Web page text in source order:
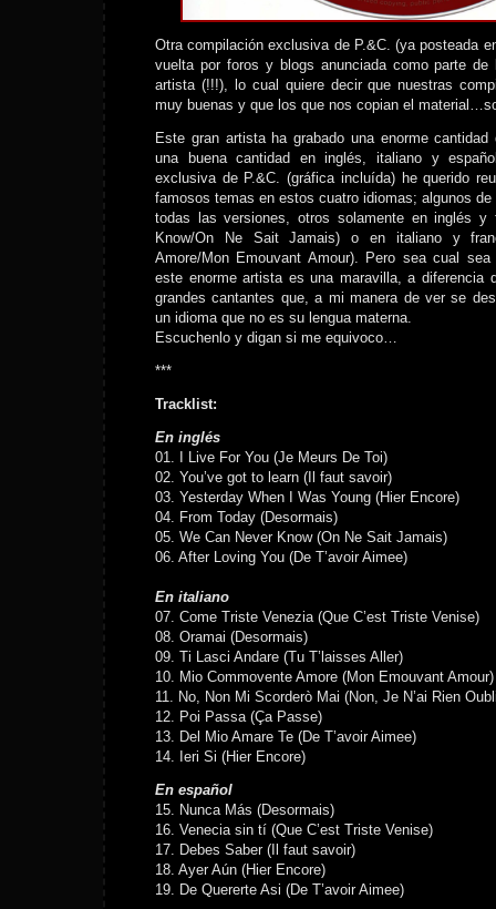
Otra compilación exclusiva de P.&C. (ya posteada
vuelta por foros y blogs anunciada como parte
artista (!!!), lo cual quiere decir que nuestras
muy buenas y que los que nos copian el
Este gran artista ha grabado una enorme
una buena cantidad en inglés, italiano y
exclusiva de P.&C. (gráfica incluída) he querido
famosos temas en estos cuatro idiomas; algunos
todas las versiones, otros solamente en inglés y
Know/On Ne Sait Jamais) o en italiano y
Amore/Mon Emouvant Amour). Pero sea cual
este enorme artista es una maravilla, a diferencia
grandes cantantes que, a mi manera de ver se
un idioma que no es su lengua materna.
Escuchenlo y digan si me equivoco…
***
Tracklist:
En inglés
01. I Live For You (Je Meurs De Toi)
02. You’ve got to learn (Il faut savoir)
03. Yesterday When I Was Young (Hier Encore)
04. From Today (Desormais)
05. We Can Never Know (On Ne Sait Jamais)
06. After Loving You (De T’avoir Aimee)
En italiano
07. Come Triste Venezia (Que C’est Triste Venise)
08. Oramai (Desormais)
09. Ti Lasci Andare (Tu T’laisses Aller)
10. Mio Commovente Amore (Mon Emouvant Amour)
11. No, Non Mi Scorderò Mai (Non, Je N’ai Rien
12. Poi Passa (Ça Passe)
13. Del Mio Amare Te (De T’avoir Aimee)
14. Ieri Si (Hier Encore)
En español
15. Nunca Más (Desormais)
16. Venecia sin tí (Que C’est Triste Venise)
17. Debes Saber (Il faut savoir)
18. Ayer Aún (Hier Encore)
19. De Quererte Asi (De T’avoir Aimee)